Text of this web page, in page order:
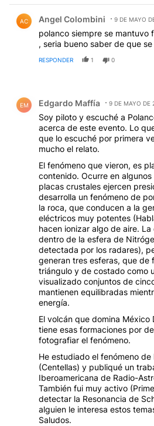
AC Angel Colombini 9 DE MAYO
polanco siempre se mantuvo
, seria bueno saber de que
RESPONDER 1 0
EM Edgardo Maffía 9 DE MAYO DE
Soy piloto y escuché a
acerca de este evento. Lo
que lo escuché por primera
mucho el relato.
El fenómeno que vieron, es
contenido. Ocurre en
placas crustales ejercen
desarrolla un fenómeno de
la roca, que conducen a la
eléctricos muy potentes
hacen ionizar algo de aire.
dentro de la esfera de
detectada por los radares),
generan tres esferas, que de
triángulo y de costado como
visualizado conjuntos de
mantienen equilibradas
energía.
El volcán que domina
tiene esas formaciones por
fotografiar el fenómeno.
He estudiado el fenómeno de
(Centellas) y publiqué un
Iberoamericana de Radio-
También fui muy activo
detectar la Resonancia de
alguien le interesa estos
Saludos.